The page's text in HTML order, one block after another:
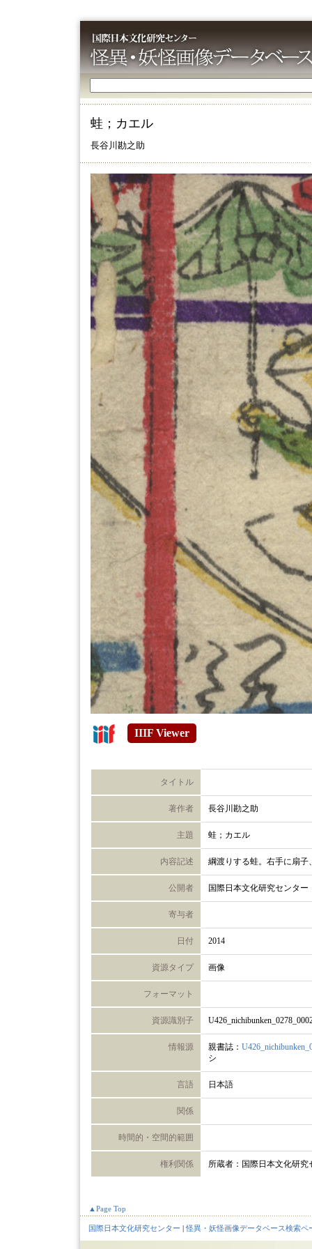
蛙；カエル
長谷川勘之助
IIIF Viewer
タイトル
著作者 長谷川勘之助
主題 蛙；カエル
内容記述 綱渡りする蛙。右手に扇
公開者 国際日本文化研究センター
寄与者
日付 2014
資源タイプ 画像
フォーマット
資源識別子
情報源 親書誌：
シ
言語 日本語
関係
時間的・空間的範囲
権利関係 所蔵者：国際日本文化研究
▲Page Top
国際日本文化研究センター |怪異・妖怪画像データベース検索ペ